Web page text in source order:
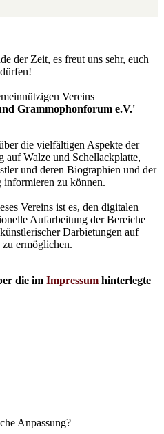
der Zeit, es freut uns sehr, euch
Vereins
Grammophonforum e.V.'
die vielfältigen Aspekte der
auf Walze und Schellackplatte,
und deren Biographien und der
informieren zu können.
Vereins ist es, den digitalen
Aufarbeitung der Bereiche
Darbietungen auf
ermöglichen.
die im Impressum hinterlegte
Anpassung?